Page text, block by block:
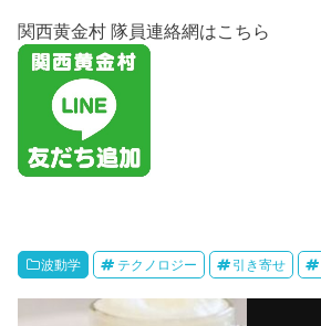
関西黄金村 隊員連絡網はこちら
波動学 テクノロジー 引き寄せ